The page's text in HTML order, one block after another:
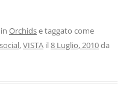
Orchidse taggato come
social,VISTA il8 Luglio, 2010da